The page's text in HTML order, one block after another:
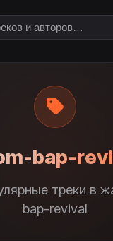
bap-
треки в
bap-revival